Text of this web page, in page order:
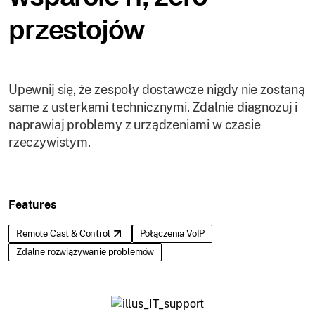
przestojów
Upewnij się, że zespoły dostawcze nigdy nie zostaną
same z usterkami technicznymi. Zdalnie diagnozuj i
naprawiaj problemy z urządzeniami w czasie
rzeczywistym.
Features
Remote Cast & Control
Połączenia VoIP
Zdalne rozwiązywanie problemów